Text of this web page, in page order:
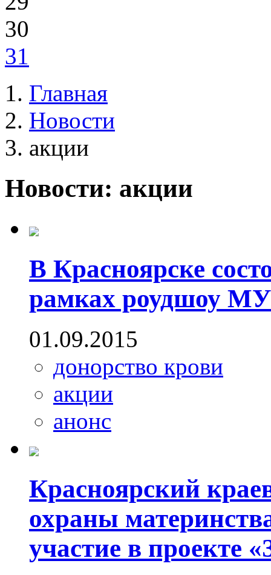
30
31
Главная
Новости
акции
Новости: акции
В Красноярске
рамках роудшоу
01.09.2015
донорство крови
акции
анонс
Красноярский
охраны
участие в проекте